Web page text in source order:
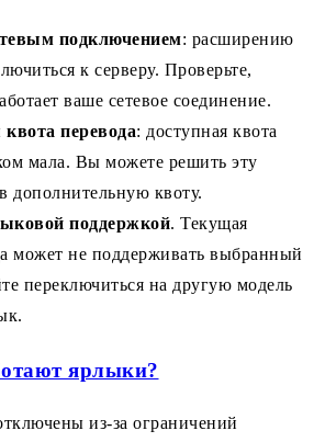
подключением: расширению
к серверу. Проверьте,
ваше сетевое соединение.
перевода: доступная квота
мала. Вы можете решить эту
дополнительную квоту.
поддержкой. Текущая
может не поддерживать выбранный
переключиться на другую модель
ярлыки?
из-за ограничений